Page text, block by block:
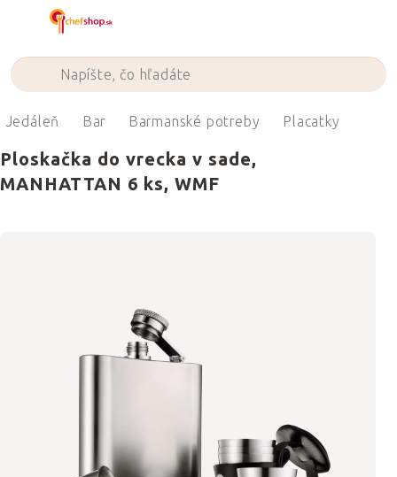
Jedáleň Bar Barmanské potreby Placatky
Ploskačka do vrecka v sade,
MANHATTAN 6 ks, WMF